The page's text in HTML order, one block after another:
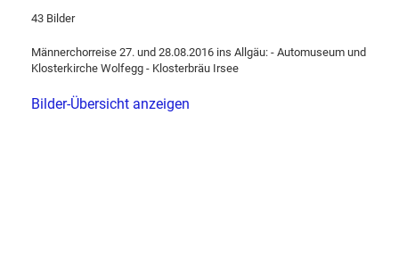
43 Bilder
Männerchorreise 27. und 28.08.2016 ins Allgäu: - Automuseum und
Klosterkirche Wolfegg - Klosterbräu Irsee
Bilder-Übersicht anzeigen